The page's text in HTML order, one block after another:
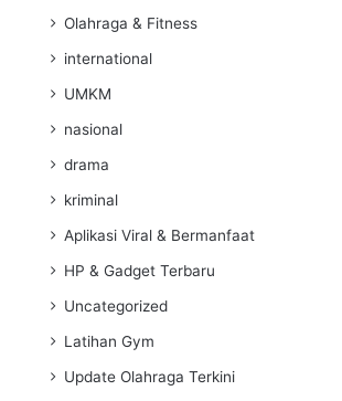
Olahraga & Fitness
international
UMKM
nasional
drama
kriminal
Aplikasi Viral & Bermanfaat
HP & Gadget Terbaru
Uncategorized
Latihan Gym
Update Olahraga Terkini